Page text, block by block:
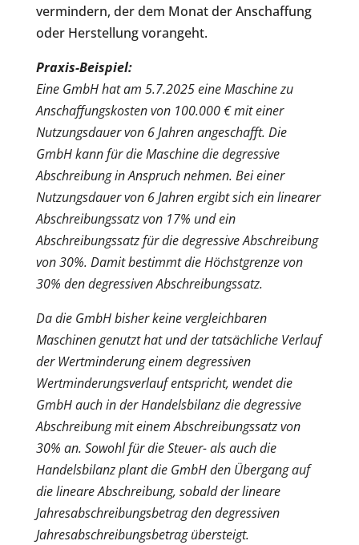
vermindern, der dem Monat der Anschaffung
oder Herstellung vorangeht.
Praxis-Beispiel:
Eine GmbH hat am 5.7.2025 eine Maschine zu
Anschaffungskosten von 100.000 € mit einer
Nutzungsdauer von 6 Jahren angeschafft. Die
GmbH kann für die Maschine die degressive
Abschreibung in Anspruch nehmen. Bei einer
Nutzungsdauer von 6 Jahren ergibt sich ein linearer
Abschreibungssatz von 17% und ein
Abschreibungssatz für die degressive Abschreibung
von 30%. Damit bestimmt die Höchstgrenze von
30% den degressiven Abschreibungssatz.
Da die GmbH bisher keine vergleichbaren
Maschinen genutzt hat und der tatsächliche Verlauf
der Wertminderung einem degressiven
Wertminderungsverlauf entspricht, wendet die
GmbH auch in der Handelsbilanz die degressive
Abschreibung mit einem Abschreibungssatz von
30% an. Sowohl für die Steuer- als auch die
Handelsbilanz plant die GmbH den Übergang auf
die lineare Abschreibung, sobald der lineare
Jahresabschreibungsbetrag den degressiven
Jahresabschreibungsbetrag übersteigt.